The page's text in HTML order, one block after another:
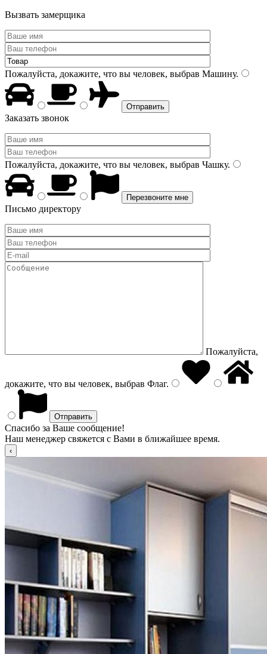
Вызвать замерщика
Пожалуйста, докажите, что вы человек, выбрав Машину.
Заказать звонок
Пожалуйста, докажите, что вы человек, выбрав Чашку.
Письмо директору
Пожалуйста,
докажите, что вы человек, выбрав Флаг.
Спасибо за Ваше сообщение!
Наш менеджер свяжется с Вами в ближайшее время.